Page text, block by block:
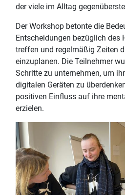
der viele im Alltag
Der Workshop betonte die
Entscheidungen bezüglich des
treffen und regelmäßig Zeiten
einzuplanen. Die Teilnehmer
Schritte zu unternehmen, um
digitalen Geräten zu
positiven Einfluss auf ihre
erzielen.